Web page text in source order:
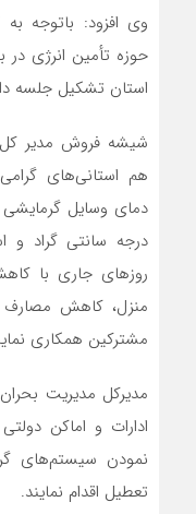
وی افزود: باتوجه
حوزه تأمین انرژی
استان تشکیل جلسه
شیشه فروش مدیر کل
هم استانی‌ها‌ی
درجه سانتی گراد و
منزل، کاهش مصارف
مشترکین همکاری
مدیرکل مدیریت
ادارات و اماکن
نمودن سیستم‌های
تعطیل اقدام نمایند.